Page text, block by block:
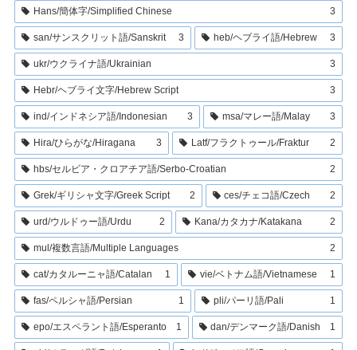
Hans/簡体字/Simplified Chinese 3
san/サンスクリット語/Sanskrit 3 heb/ヘブライ語/Hebrew 3
ukr/ウクライナ語/Ukrainian 3
Hebr/ヘブライ文字/Hebrew Script 3
ind/インドネシア語/Indonesian 3 msa/マレー語/Malay 3
Hira/ひらがな/Hiragana 3 Latf/フラクトゥール/Fraktur 2
hbs/セルビア・クロアチア語/Serbo-Croatian 2
Grek/ギリシャ文字/Greek Script 2 ces/チェコ語/Czech 2
urd/ウルドゥー語/Urdu 2 Kana/カタカナ/Katakana 2
mul/複数言語/Multiple Languages 2
cat/カタルーニャ語/Catalan 1 vie/ベトナム語/Vietnamese 1
fas/ペルシャ語/Persian 1 pli/パーリ語/Pali 1
epo/エスペラント語/Esperanto 1 dan/デンマーク語/Danish 1